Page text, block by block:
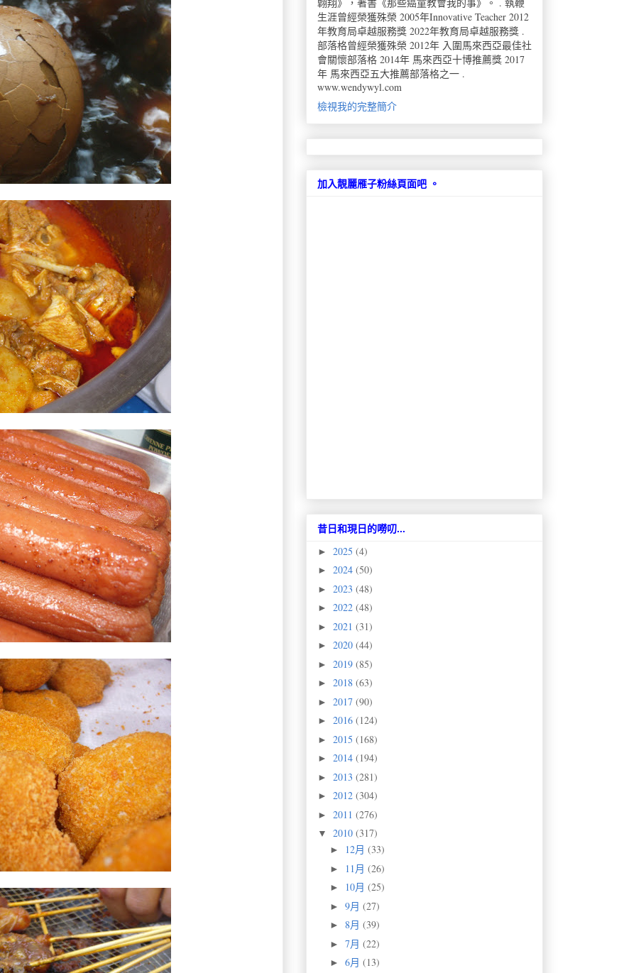
生涯曾經榮獲殊榮 2005年Innovative Teacher 2012
年教育局卓越服務獎 2022年教育局卓越服務獎 .
部落格曾經榮獲殊榮 2012年 入圍馬來西亞最佳社
會關懷部落格 2014年 馬來西亞十博推薦獎 2017
年 馬來西亞五大推薦部落格之一 .
www.wendywyl.com
檢視我的完整簡介
加入靚麗雁子粉絲頁面吧 。
昔日和現日的嘮叨...
► 2025 (4)
► 2024 (50)
► 2023 (48)
► 2022 (48)
► 2021 (31)
► 2020 (44)
► 2019 (85)
► 2018 (63)
► 2017 (90)
► 2016 (124)
► 2015 (168)
► 2014 (194)
► 2013 (281)
► 2012 (304)
► 2011 (276)
▼ 2010 (317)
► 12月 (33)
► 11月 (26)
► 10月 (25)
► 9月 (27)
► 8月 (39)
► 7月 (22)
► 6月 (13)